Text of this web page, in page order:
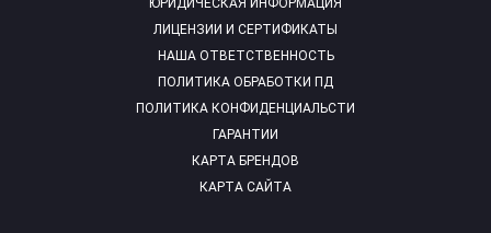
ЮРИДИЧЕСКАЯ ИНФОРМАЦИЯ
ЛИЦЕНЗИИ И СЕРТИФИКАТЫ
НАША ОТВЕТСТВЕННОСТЬ
ПОЛИТИКА ОБРАБОТКИ ПД
ПОЛИТИКА КОНФИДЕНЦИАЛЬСТИ
ГАРАНТИИ
КАРТА БРЕНДОВ
КАРТА САЙТА